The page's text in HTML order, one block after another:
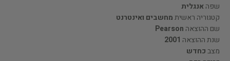
שפהאנגלית
קטגוריה ראשיתמחשבים ואינטרנט
שם ההוצאה Pearson
שנת ההוצאה 2001
מצבכחדש